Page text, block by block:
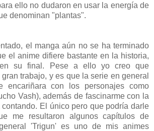
ello no dudaron en usar la energía de
denominan "plantas".
el manga aún no se ha terminado
el anime difiere bastante en la historia,
en su final. Pese a ello yo creo que
trabajo, y es que la serie en general
encariñara con los personajes como
Vash), además de fascinarme con la
El único pero que podría darle
me resultaron algunos capítulos de
'Trigun' es uno de mis animes